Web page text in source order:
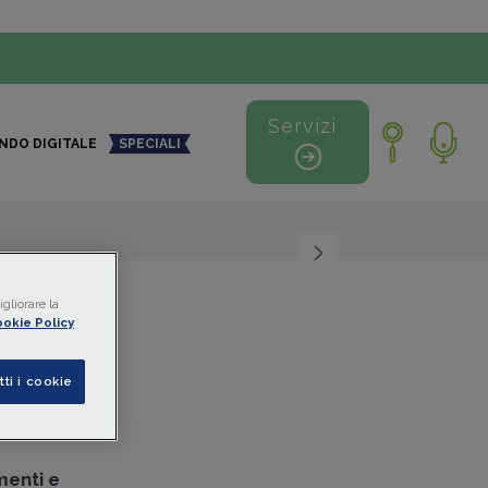
DIGITALE SPECIALI
Servizi
un
e
+la
Policy
i cookie